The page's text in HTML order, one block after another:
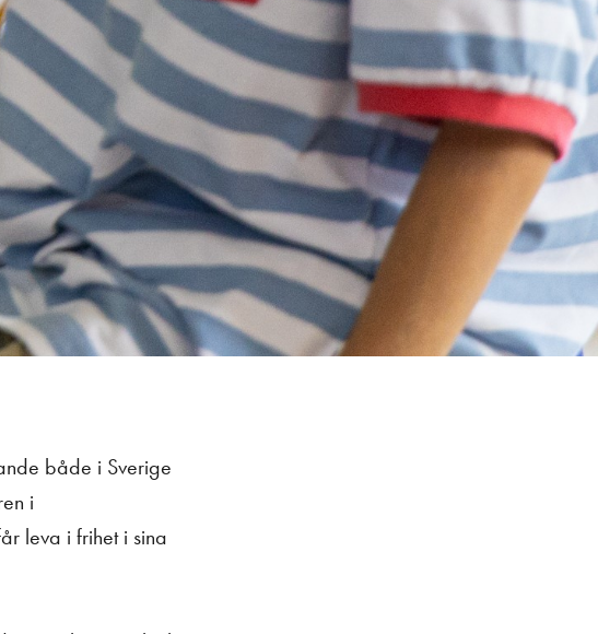
både i Sverige
i
leva i frihet i sina